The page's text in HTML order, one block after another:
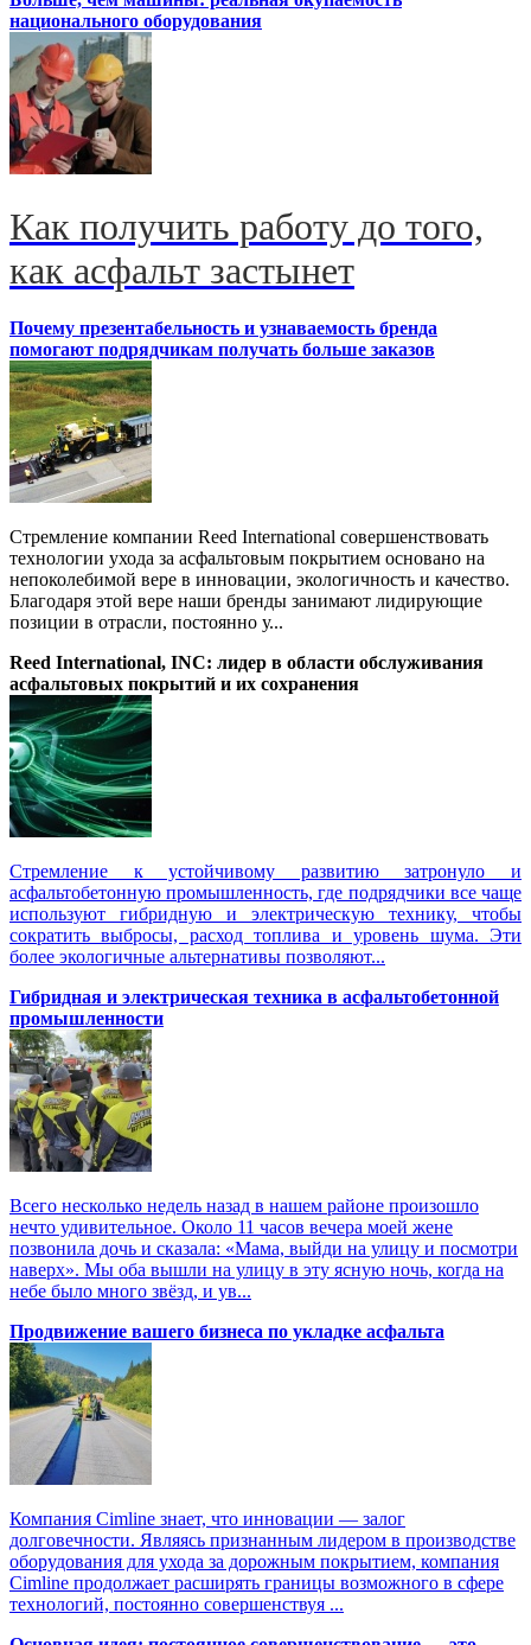
национального оборудования
Как получить работу до того,
как асфальт застынет
Почему презентабельность и узнаваемость бренда
помогают подрядчикам получать больше заказов
Стремление компании Reed International совершенствовать
технологии ухода за асфальтовым покрытием основано на
непоколебимой вере в инновации, экологичность и качество.
Благодаря этой вере наши бренды занимают лидирующие
позиции в отрасли, постоянно у...
Reed International, INC: лидер в области обслуживания
асфальтовых покрытий и их сохранения
Стремление к устойчивому развитию затронуло и
асфальтобетонную промышленность, где подрядчики все чаще
используют гибридную и электрическую технику, чтобы
сократить выбросы, расход топлива и уровень шума. Эти
более экологичные альтернативы позволяют...
Гибридная и электрическая техника в асфальтобетонной
промышленности
Всего несколько недель назад в нашем районе произошло
нечто удивительное. Около 11 часов вечера моей жене
позвонила дочь и сказала: «Мама, выйди на улицу и посмотри
наверх». Мы оба вышли на улицу в эту ясную ночь, когда на
небе было много звёзд, и ув...
Продвижение вашего бизнеса по укладке асфальта
Компания Cimline знает, что инновации — залог
долговечности. Являясь признанным лидером в производстве
оборудования для ухода за дорожным покрытием, компания
Cimline продолжает расширять границы возможного в сфере
технологий, постоянно совершенствуя ...